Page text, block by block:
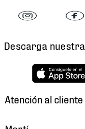
Descarga
Atención al cliente